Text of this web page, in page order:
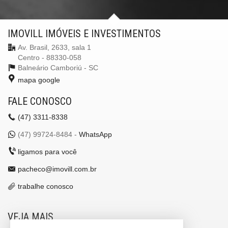
IMOVILL IMÓVEIS E INVESTIMENTOS
Av. Brasil, 2633, sala 1
Centro - 88330-058
Balneário Camboriú - SC
mapa google
FALE CONOSCO
(47) 3311-8338
(47) 99724-8484 - WhatsApp
ligamos para você
pacheco@imovill.com.br
trabalhe conosco
VEJA MAIS